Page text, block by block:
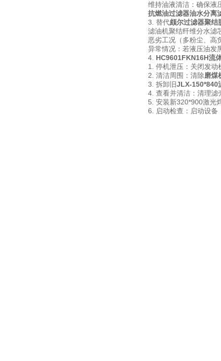
维持油液清洁：确保液
抗燃油过滤器油水分离
3. 替代颇尔过滤器聚结
滤油机聚结纤维分水滤
恶劣工况（多粉尘、高
异常情况：若液压油发
4. HC9601FKN16H流
1. 停机泄压：关闭发
2. 清洁周围：清除磨煤
3. 拆卸旧JLX-150*840
4. 查看并清洁：清理滤
5. 安装新320*900激光
6. 启动检查：启动设备